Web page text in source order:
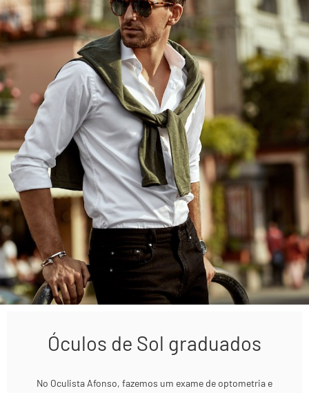
Óculos de Sol graduados
No Oculista Afonso, fazemos um exame de optometria e